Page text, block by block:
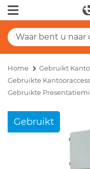
Home
Gebruikt
Gebruikte
Gebruikte
Gebruikt